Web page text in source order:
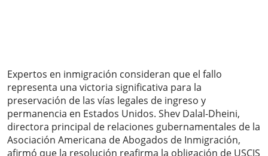
Expertos en inmigración consideran que el fallo
representa una victoria significativa para la
preservación de las vías legales de ingreso y
permanencia en Estados Unidos. Shev Dalal-Dheini,
directora principal de relaciones gubernamentales de la
Asociación Americana de Abogados de Inmigración,
afirmó que la resolución reafirma la obligación de USCIS